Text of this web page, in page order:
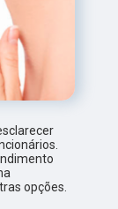
opções.